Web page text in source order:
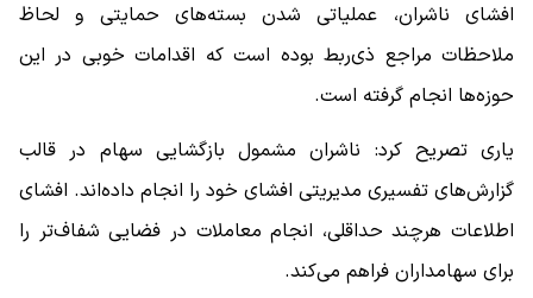
افشای ناشران، عملیاتی شدن بسته‌های حمایتی و لحاظ
ملاحظات مراجع ذی‌ربط بوده است که اقدامات خوبی در این
حوزه‌ها انجام گرفته است.
یاری تصریح کرد: ناشران مشمول بازگشایی سهام در قالب
گزارش‌های تفسیری مدیریتی افشای خود را انجام داده‌اند. افشای
اطلاعات هرچند حداقلی، انجام معاملات در فضایی شفاف‌تر را
برای سهامداران فراهم می‌کند.